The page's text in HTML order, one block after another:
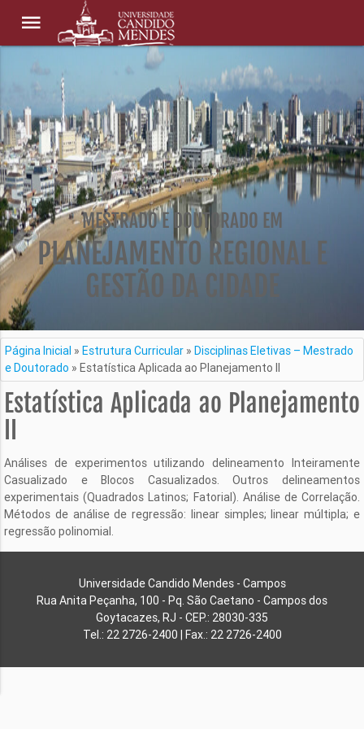
MESTRADO E DOUTORADO EM
PLANEJAMENTO REGIONAL E
GESTÃO DA CIDADE
Página Inicial » Estrutura Curricular » Disciplinas Eletivas – Mestrado
e Doutorado » Estatística Aplicada ao Planejamento II
Estatística Aplicada ao Planejamento
Análises de experimentos utilizando delineamento Inteiramente
Casualizado e Blocos Casualizados. Outros delineamentos
experimentais (Quadrados Latinos; Fatorial). Análise de Correlação.
Métodos de análise de regressão: linear simples; linear múltipla; e
regressão polinomial.
Universidade Candido Mendes - Campos
Rua Anita Peçanha, 100 - Pq. São Caetano - Campos dos
Goytacazes, RJ - CEP.: 28030-335
Tel.: 22 2726-2400 | Fax.: 22 2726-2400